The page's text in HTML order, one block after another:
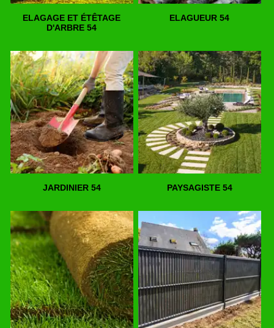
ELAGAGE ET ÉTÊTAGE
D'ARBRE 54
ELAGUEUR 54
JARDINIER 54 PAYSAGISTE 54